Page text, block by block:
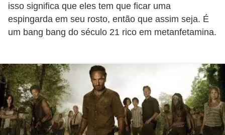
isso significa que eles tem que ficar uma
espingarda em seu rosto, então que assim seja. É
um bang bang do século 21 rico em metanfetamina.
e
m
o
s
R
o
u